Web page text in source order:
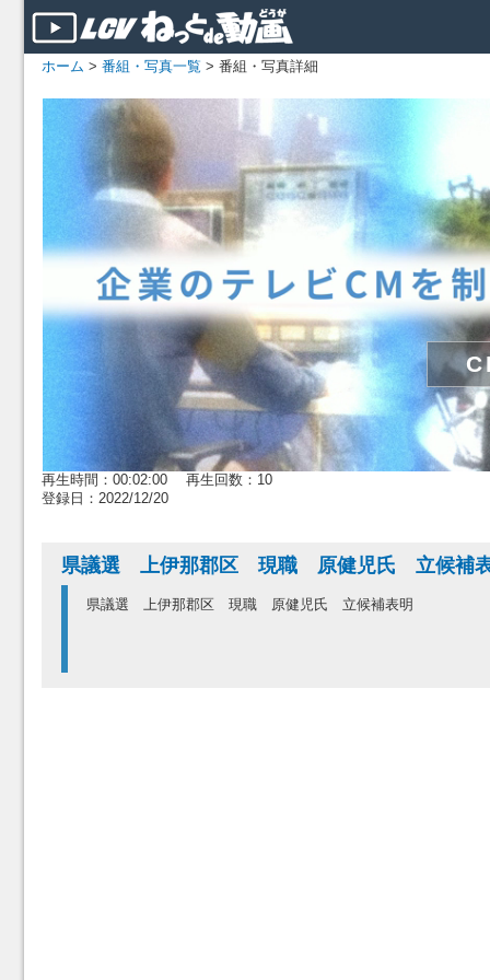
ホーム > 番組・写真一覧 > 番組・写真詳細
再生時間：00:02:00 再生回数：10
登録日：2022/12/20
県議選 上伊那郡区 現職 原健児氏 立候補
県議選 上伊那郡区 現職 原健児氏 立候補表明